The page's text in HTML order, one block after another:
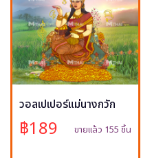
วอลเปเปอร์แม่นางกวัก
฿189 ขายแล้ว 155 ชิ้น